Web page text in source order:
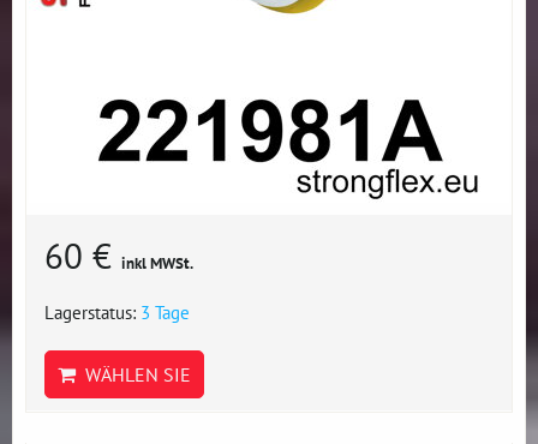
60 € inkl MWSt.
Lagerstatus: 3 Tage
WÄHLEN SIE